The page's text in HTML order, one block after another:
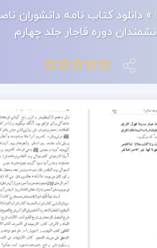
»دانلود کتاب نامه دانشوران
دوره قاجار جلد چهارم